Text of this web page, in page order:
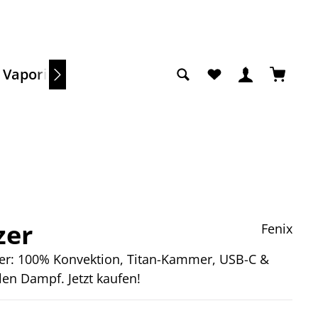
Vaporizer Du hast 0 Produkte
Fenix
100% Konvektion, Titan-Kammer, USB-C &
Dampf. Jetzt kaufen!